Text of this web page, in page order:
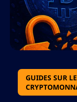
GUIDES SUR